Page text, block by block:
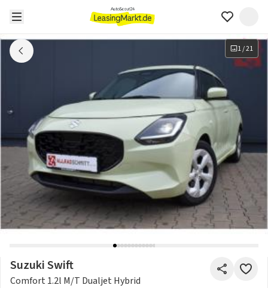
1/21
Suzuki Swift
Comfort 1.2l M/T Dualjet Hybrid